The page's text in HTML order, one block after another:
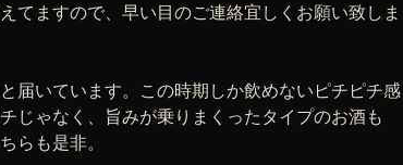
てますので、早い目のご連絡宜しくお願い致しま
届いています。この時期しか飲めないピチピチ感
じゃなく、旨みが乗りまくったタイプのお酒も
らも是非。